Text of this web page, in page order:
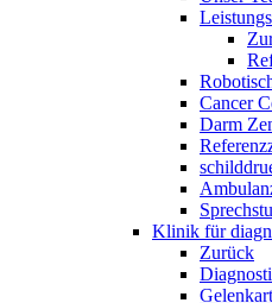
Cancer
Darm
Klinik für
Zurück